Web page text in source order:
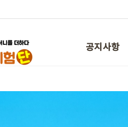
공지사항